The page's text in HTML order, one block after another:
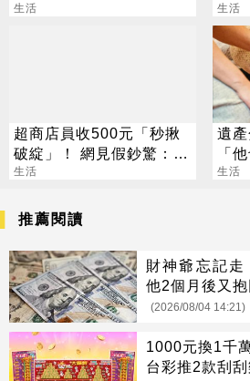
2000萬」
生活
歷沒
生活
超商店員收500元「秒揪
破綻」！ 網見假鈔驚：也
太像
生活
遺
「
捐孤
生活
推薦閱讀
財神爺忘記
他2個月後又
(2026/08/04 14:21)
1000元換1千
台彩推2款刮